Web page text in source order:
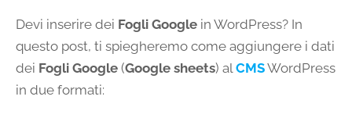
Devi inserire dei Fogli Google in WordPress? In
questo post, ti spiegheremo come aggiungere i dati
dei Fogli Google (Google sheets) alCMSWordPress
in due formati: